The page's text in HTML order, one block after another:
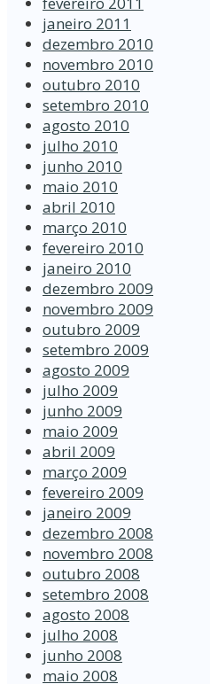
janeiro 2011
dezembro 2010
novembro 2010
outubro 2010
setembro 2010
agosto 2010
julho 2010
junho 2010
maio 2010
abril 2010
março 2010
fevereiro 2010
janeiro 2010
dezembro 2009
novembro 2009
outubro 2009
setembro 2009
agosto 2009
julho 2009
junho 2009
maio 2009
abril 2009
março 2009
fevereiro 2009
janeiro 2009
dezembro 2008
novembro 2008
outubro 2008
setembro 2008
agosto 2008
julho 2008
junho 2008
maio 2008